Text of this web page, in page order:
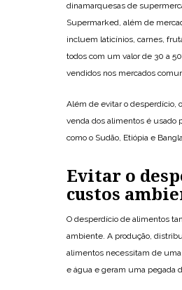
dinamarquesas de
Supermarked, além de
incluem laticínios, carnes,
todos com um valor de 30 a
vendidos nos mercados
Além de evitar o desperdício,
venda dos alimentos é usado
como o Sudão, Etiópia e
Evitar o
custos
O desperdício de alimentos
ambiente. A produção,
alimentos necessitam de
e água e geram uma pegada